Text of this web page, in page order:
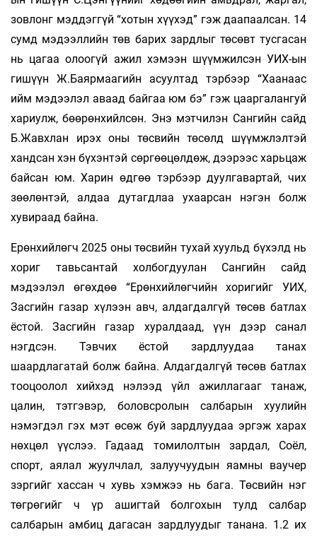
зовлонг мэддэггүй “хотын хүүхэд” гэж даапаалсан. 14
сумд мэдээллийн төв барих зардлыг төсөвт тусгасан
нь цагаа олоогүй ажил хэмээн шүүмжилсэн УИХ-ын
гишүүн Ж.Баярмаагийн асуултад тэрбээр “Хаанаас
ийм мэдээлэл аваад байгаа юм бэ” гэж цааргалангуй
хариулж, бөөрөнхийлсөн. Энэ мэтчилэн Сангийн сайд
Б.Жавхлан ирэх оны төсвийн төсөлд шүүмжлэлтэй
хандсан хэн бүхэнтэй сөргөөцөлдөж, дээрээс харьцаж
байсан юм. Харин өдгөө тэрбээр дуулгавартай, чих
зөөлөнтэй, алдаа дутагдлаа ухаарсан нэгэн болж
хувираад байна.
Ерөнхийлөгч 2025 оны төсвийн тухай хуульд бүхэлд нь
хориг тавьсантай холбогдуулан Сангийн сайд
мэдээлэл өгөхдөө “Ерөнхийлөгчийн хоригийг УИХ,
Засгийн газар хүлээн авч, алдагдалгүй төсөв батлах
ёстой. Засгийн газар хуралдаад, үүн дээр санал
нэгдсэн. Тэвчих ёстой зардлуудаа танах
шаардлагатай болж байна. Алдагдалгүй төсөв батлах
тооцоолол хийхэд нэлээд үйл ажиллагааг танаж,
цалин, тэтгэвэр, боловсролын салбарын хуулийн
нэмэгдэл гэх мэт өсөж буй зардлуудаа эргэж харах
нөхцөл үүслээ. Гадаад томилолтын зардал, Соёл,
спорт, аялал жуулчлал, залуучуудын яамны ваучер
зэргийг хассан ч хувь хэмжээ нь бага. Төсвийн нэг
төгрөгийг ч үр ашигтай болгохын тулд салбар
салбарын амбиц дагасан зардлуудыг танана. 1.2 их